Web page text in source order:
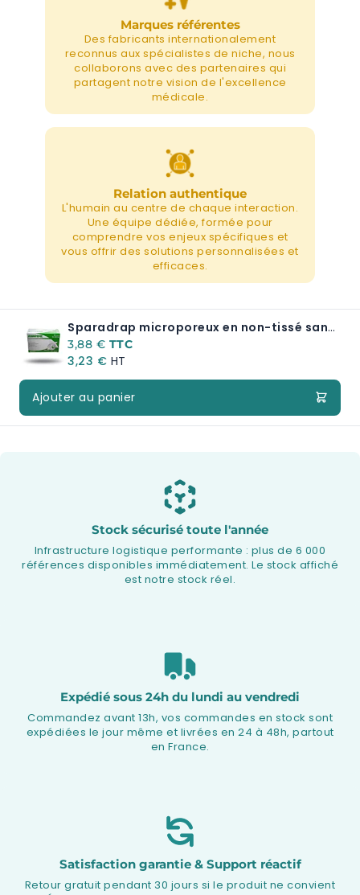
Marques référentes
Des fabricants internationalement
reconnus aux spécialistes de niche, nous
collaborons avec des partenaires qui
partagent notre vision de l'excellence
médicale.
Relation authentique
L'humain au centre de chaque interaction.
Une équipe dédiée, formée pour
comprendre vos enjeux spécifiques et
vous offrir des solutions personnalisées et
efficaces.
Sparadrap microporeux en non-tissé sans dévidoir ANAPORE
A partir de:
3,88 €
3,23 €
Ajouter au panier
Stock sécurisé toute l'année
Infrastructure logistique performante : plus de 6 000
références disponibles immédiatement. Le stock affiché
est notre stock réel.
Expédié sous 24h du lundi au vendredi
Commandez avant 13h, vos commandes en stock sont
expédiées le jour même et livrées en 24 à 48h, partout
en France.
Satisfaction garantie & Support réactif
Retour gratuit pendant 30 jours si le produit ne convient